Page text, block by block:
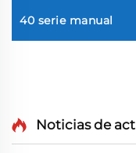
40 serie manual
Noticias de